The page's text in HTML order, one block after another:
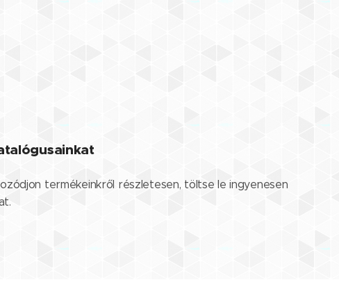
termékeinkről részletesen, töltse le ingyenesen